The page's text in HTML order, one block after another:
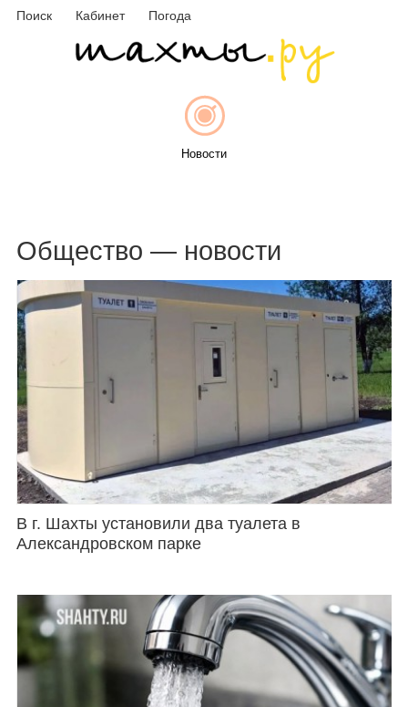
Поиск Кабинет Погода
Новости
Объявления
Инфо
Карты
Общество — новости
В г. Шахты установили два туалета в
Александровском парке